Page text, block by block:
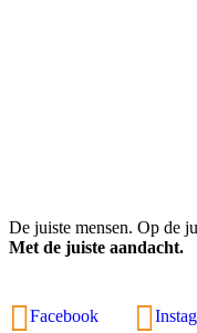
De juiste mensen. Op de
Met de juiste aandacht.
Facebook